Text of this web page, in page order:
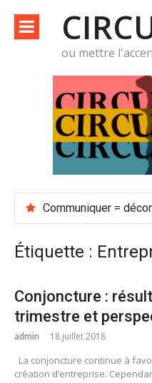
contenu
ou mettre
Étiquette :
Conjoncture :
trimestre et
admin 18 juillet 2018
La conjoncture continue à
création d’entreprise.